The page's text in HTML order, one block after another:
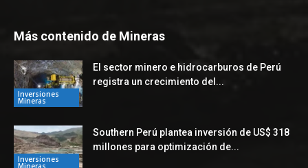
Más contenido de Mineras
Inversiones
Mineras
El sector minero e hidrocarburos de Perú
registra un crecimiento del...
Inversiones
Southern Perú plantea inversión de US$ 318
millones para optimización de...